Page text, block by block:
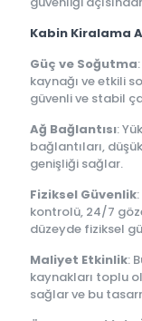
Kabin Kiralama
Güç ve Soğutma
kaynağı ve etkili
güvenli ve stabil
Ağ Bağlantısı:
bağlantıları,
genişliği sağlar.
Fiziksel Güvenlik
kontrolü, 24/7
düzeyde fiziksel
Maliyet Etkinlik:
kaynakları toplu
sağlar ve bu